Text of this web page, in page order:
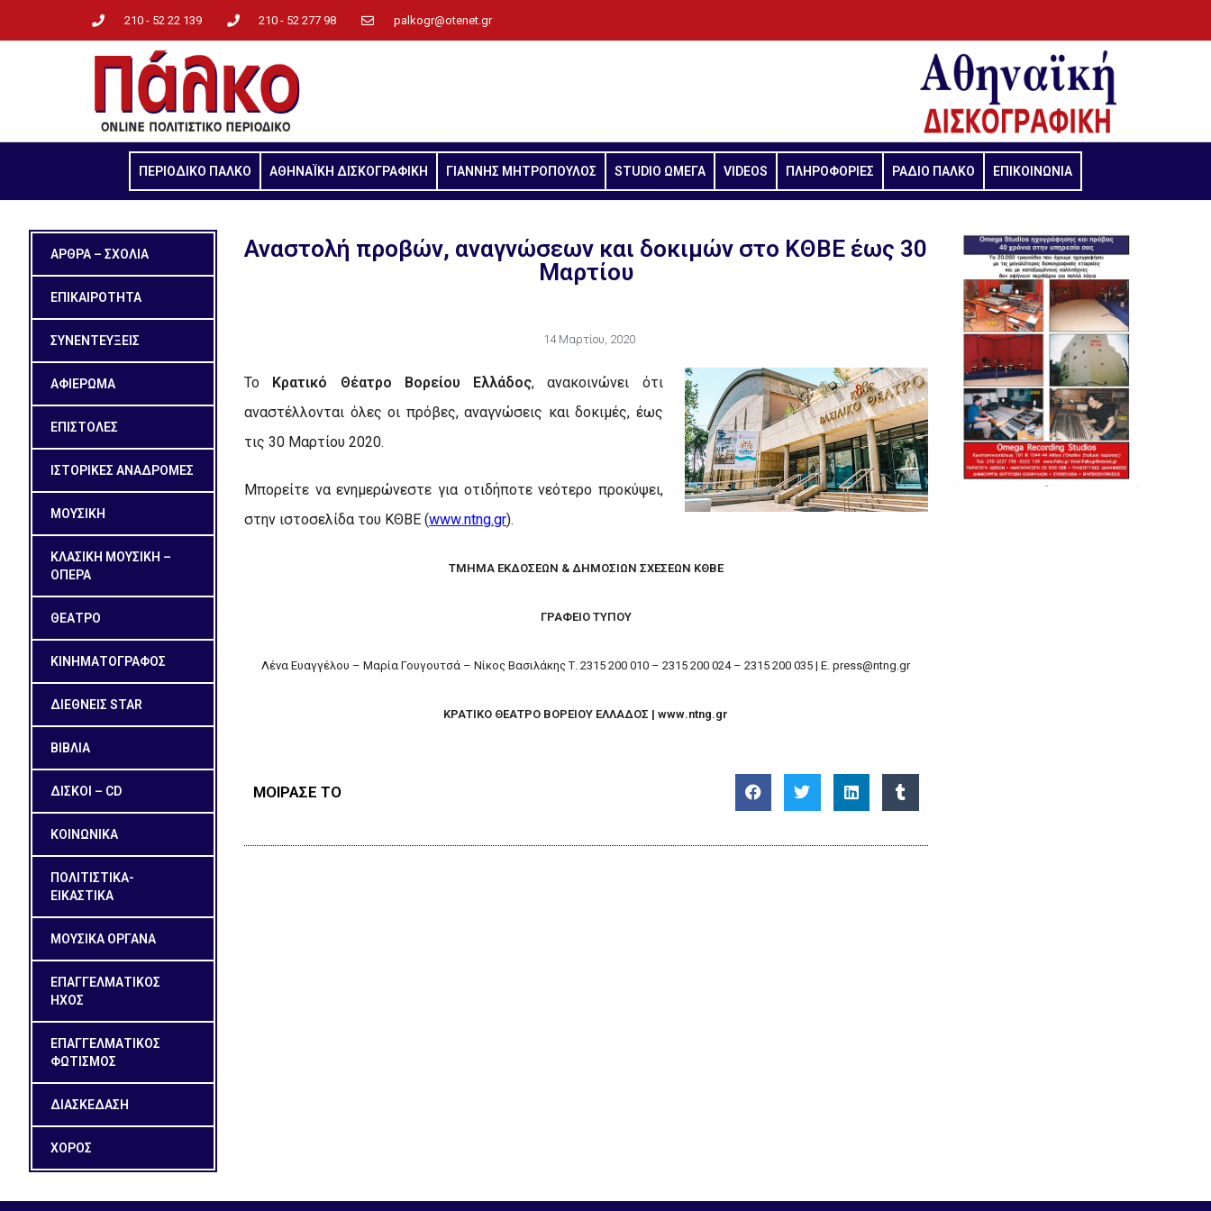
210 - 52 22 139 210 - 52 277 98 palkogr@otenet.gr
ΠΕΡΙΟΔΙΚΟ ΠΑΛΚΟ ΑΘΗΝΑΪΚΗ ΔΙΣΚΟΓΡΑΦΙΚΗ ΓΙΑΝΝΗΣ ΜΗΤΡΟΠΟΥΛΟΣ STUDIO ΩΜΕΓΑ VIDEOS ΠΛΗΡΟΦΟΡΙΕΣ ΡΑΔΙΟ ΠΑΛΚΟ ΕΠΙΚΟΙΝΩΝΙΑ
ΑΡΘΡΑ – ΣΧΟΛΙΑ
ΕΠΙΚΑΙΡΟΤΗΤΑ
ΣΥΝΕΝΤΕΥΞΕΙΣ
ΑΦΙΕΡΩΜΑ
ΕΠΙΣΤΟΛΕΣ
ΙΣΤΟΡΙΚΕΣ ΑΝΑΔΡΟΜΕΣ
ΜΟΥΣΙΚΗ
ΚΛΑΣΙΚΗ ΜΟΥΣΙΚΗ –
ΟΠΕΡΑ
ΘΕΑΤΡΟ
ΚΙΝΗΜΑΤΟΓΡΑΦΟΣ
ΔΙΕΘΝΕΙΣ STAR
ΒΙΒΛΙΑ
ΔΙΣΚΟΙ – CD
ΚΟΙΝΩΝΙΚΑ
ΠΟΛΙΤΙΣΤΙΚΑ-
ΕΙΚΑΣΤΙΚΑ
ΜΟΥΣΙΚΑ ΟΡΓΑΝΑ
ΕΠΑΓΓΕΛΜΑΤΙΚΟΣ
ΗΧΟΣ
ΕΠΑΓΓΕΛΜΑΤΙΚΟΣ
ΦΩΤΙΣΜΟΣ
ΔΙΑΣΚΕΔΑΣΗ
ΧΟΡΟΣ
Αναστολή προβών, αναγνώσεων και δοκιμών στο KΘBE έως 30
Μαρτίου
14 Μαρτίου, 2020
Το Κρατικό Θέατρο Βορείου Ελλάδος, ανακοινώνει ότι
αναστέλλονται όλες οι πρόβες, αναγνώσεις και δοκιμές, έως
τις 30 Μαρτίου 2020.
Μπορείτε να ενημερώνεστε για οτιδήποτε νεότερο προκύψει,
στην ιστοσελίδα του ΚΘΒΕ (www.ntng.gr).
ΤΜΗΜΑ ΕΚΔΟΣΕΩΝ & ΔΗΜΟΣΙΩΝ ΣΧΕΣΕΩΝ ΚΘΒΕ
ΓΡΑΦΕΙΟ ΤΥΠΟΥ
Λένα Ευαγγέλου – Μαρία Γουγουτσά – Νίκος ΒασιλάκηςΤ. 2315 200 010 – 2315 200 024 – 2315 200 035 | Ε.press@ntng.gr
ΚΡΑΤΙΚΟ ΘΕΑΤΡΟ ΒΟΡΕΙΟΥ ΕΛΛΑΔΟΣ |www.ntng.gr
ΜΟΙΡΑΣΕ ΤΟ